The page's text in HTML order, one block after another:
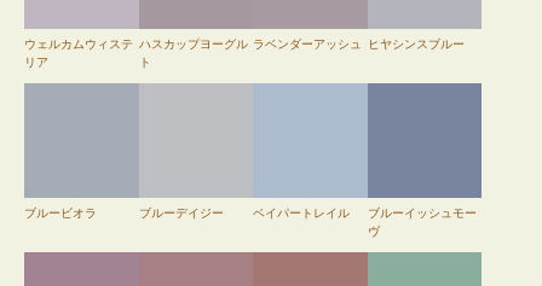
ウェルカムウィステ
リア
ハスカップヨーグル
ト
ラベンダーアッシュ ヒヤシンスブルー
ブルービオラ ブルーデイジー ベイパートレイル
ブルーイッシュモー
ヴ